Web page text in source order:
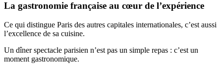
La gastronomie française au cœur de l’expérience
Ce qui distingue Paris des autres capitales internationales, c’est aussi
l’excellence de sa cuisine.
Un dîner spectacle parisien n’est pas un simple repas : c’est un
moment gastronomique.